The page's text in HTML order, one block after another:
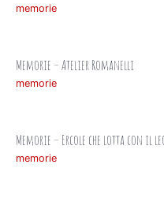
memorie
Memorie – Atelier Romanelli
memorie
Memorie – Ercole che lotta con il
memorie